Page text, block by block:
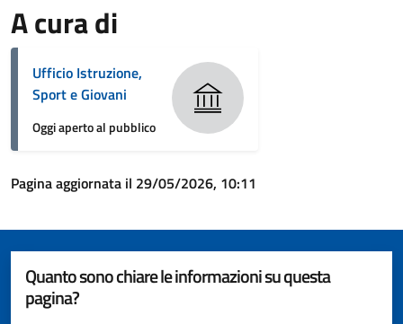
A cura di
Ufficio Istruzione,
Sport e Giovani
Oggi aperto al pubblico
Pagina aggiornata il 29/05/2026, 10:11
Quanto sono chiare le informazioni su questa
pagina?